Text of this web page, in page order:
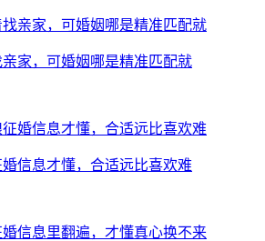
家，可婚姻哪是精准匹配就
信息才懂，合适远比喜欢难